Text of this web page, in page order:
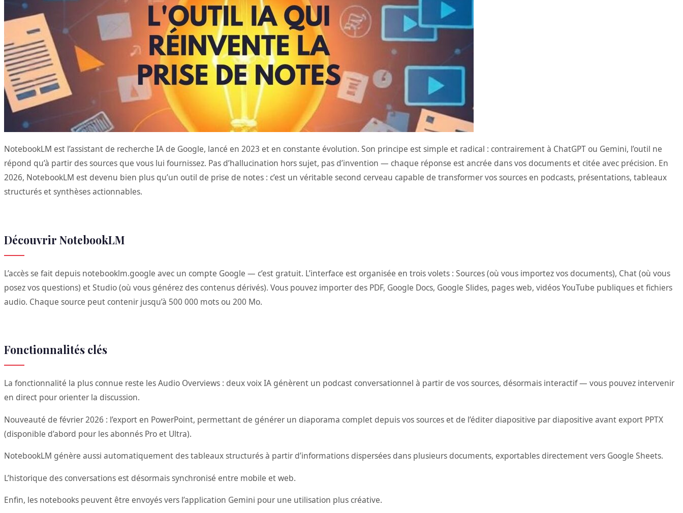
NotebookLM est l’assistant de recherche IA de Google, lancé en 2023 et en constante évolution. Son principe est simple et radical : contrairement à ChatGPT ou Gemini, l’outil ne
répond qu’à partir des sources que vous lui fournissez. Pas d’hallucination hors sujet, pas d’invention — chaque réponse est ancrée dans vos documents et citée avec précision. En
2026, NotebookLM est devenu bien plus qu’un outil de prise de notes : c’est un véritable second cerveau capable de transformer vos sources en podcasts, présentations, tableaux
structurés et synthèses actionnables.
Découvrir NotebookLM
L’accès se fait depuis notebooklm.google avec un compte Google — c’est gratuit. L’interface est organisée en trois volets : Sources (où vous importez vos documents), Chat (où vous
posez vos questions) et Studio (où vous générez des contenus dérivés). Vous pouvez importer des PDF, Google Docs, Google Slides, pages web, vidéos YouTube publiques et fichiers
audio. Chaque source peut contenir jusqu’à 500 000 mots ou 200 Mo.
Fonctionnalités clés
La fonctionnalité la plus connue reste les Audio Overviews : deux voix IA génèrent un podcast conversationnel à partir de vos sources, désormais interactif — vous pouvez intervenir
en direct pour orienter la discussion.
Nouveauté de février 2026 : l’export en PowerPoint, permettant de générer un diaporama complet depuis vos sources et de l’éditer diapositive par diapositive avant export PPTX
(disponible d’abord pour les abonnés Pro et Ultra).
NotebookLM génère aussi automatiquement des tableaux structurés à partir d’informations dispersées dans plusieurs documents, exportables directement vers Google Sheets.
L’historique des conversations est désormais synchronisé entre mobile et web.
Enfin, les notebooks peuvent être envoyés vers l’application Gemini pour une utilisation plus créative.